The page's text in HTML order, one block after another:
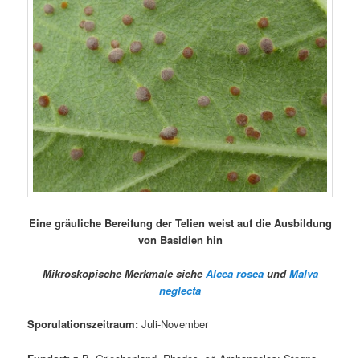
Eine gräuliche Bereifung der Telien weist auf die Ausbildung
von Basidien hin
Mikroskopische Merkmale siehe Alcea roseaundMalva
neglecta
Sporulationszeitraum: Juli-November